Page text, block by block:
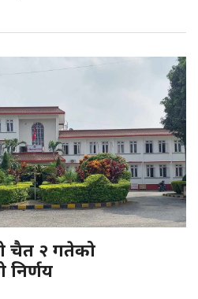
चैत २ गतेको
निर्णय